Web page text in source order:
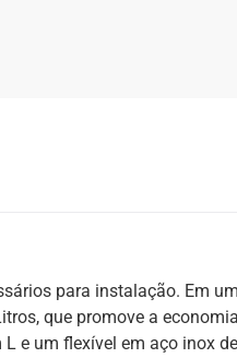
para instalação. Em
que promove a
e um flexível em aço inox